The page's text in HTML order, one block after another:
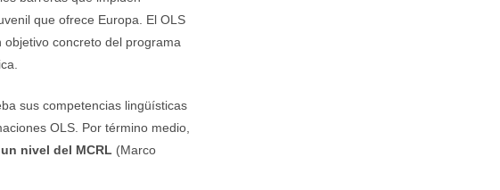
que ofrece Europa. El OLS
concreto del programa
sus competencias lingüísticas
OLS. Por término medio,
nivel del MCRL (Marco